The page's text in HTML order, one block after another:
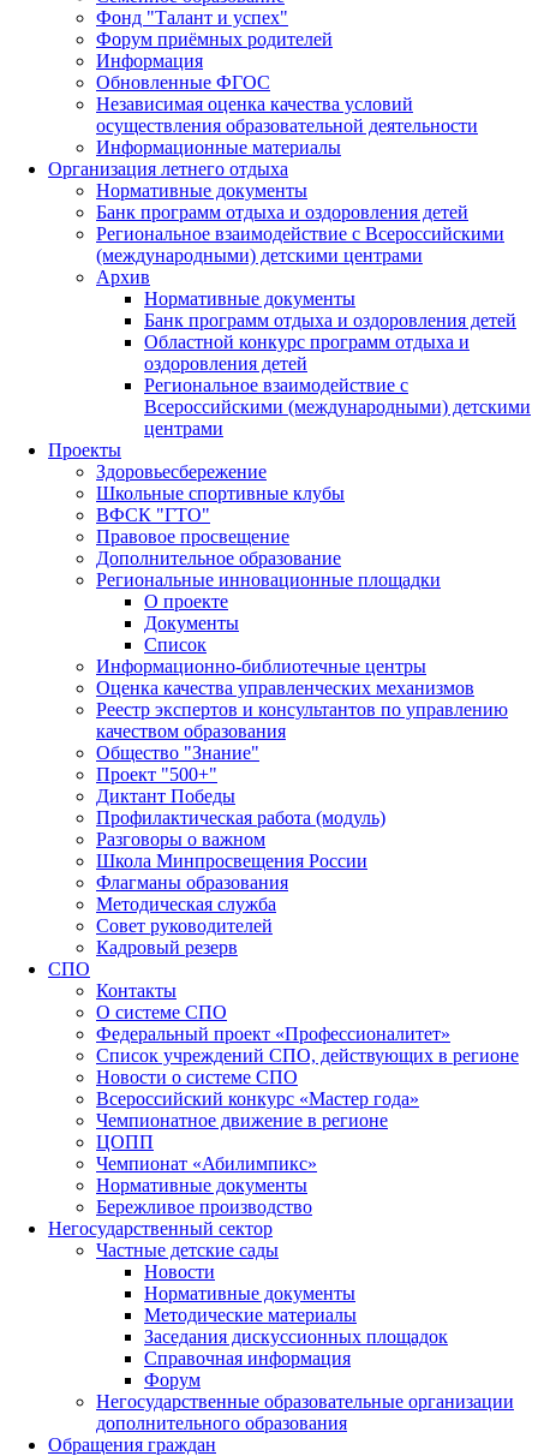
Фонд "Талант и успех"
Форум приёмных родителей
Информация
Обновленные ФГОС
Независимая оценка качества условий
осуществления образовательной деятельности
Информационные материалы
Организация летнего отдыха
Нормативные документы
Банк программ отдыха и оздоровления детей
Региональное взаимодействие с Всероссийскими
(международными) детскими центрами
Архив
Нормативные документы
Банк программ отдыха и оздоровления детей
Областной конкурс программ отдыха и
оздоровления детей
Региональное взаимодействие с
Всероссийскими (международными) детскими
центрами
Проекты
Здоровьесбережение
Школьные спортивные клубы
ВФСК "ГТО"
Правовое просвещение
Дополнительное образование
Региональные инновационные площадки
О проекте
Документы
Список
Информационно-библиотечные центры
Оценка качества управленческих механизмов
Реестр экспертов и консультантов по управлению
качеством образования
Общество "Знание"
Проект "500+"
Диктант Победы
Профилактическая работа (модуль)
Разговоры о важном
Школа Минпросвещения России
Флагманы образования
Методическая служба
Совет руководителей
Кадровый резерв
СПО
Контакты
О системе СПО
Федеральный проект «Профессионалитет»
Список учреждений СПО, действующих в регионе
Новости о системе СПО
Всероссийский конкурс «Мастер года»
Чемпионатное движение в регионе
ЦОПП
Чемпионат «Абилимпикс»
Нормативные документы
Бережливое производство
Негосударственный сектор
Частные детские сады
Новости
Нормативные документы
Методические материалы
Заседания дискуссионных площадок
Справочная информация
Форум
Негосударственные образовательные организации
дополнительного образования
Обращения граждан